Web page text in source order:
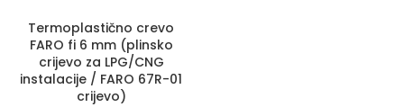
Termoplastično crevo
FARO fi 6 mm (plinsko
crijevo za LPG/CNG
instalacije / FARO 67R-01
crijevo)